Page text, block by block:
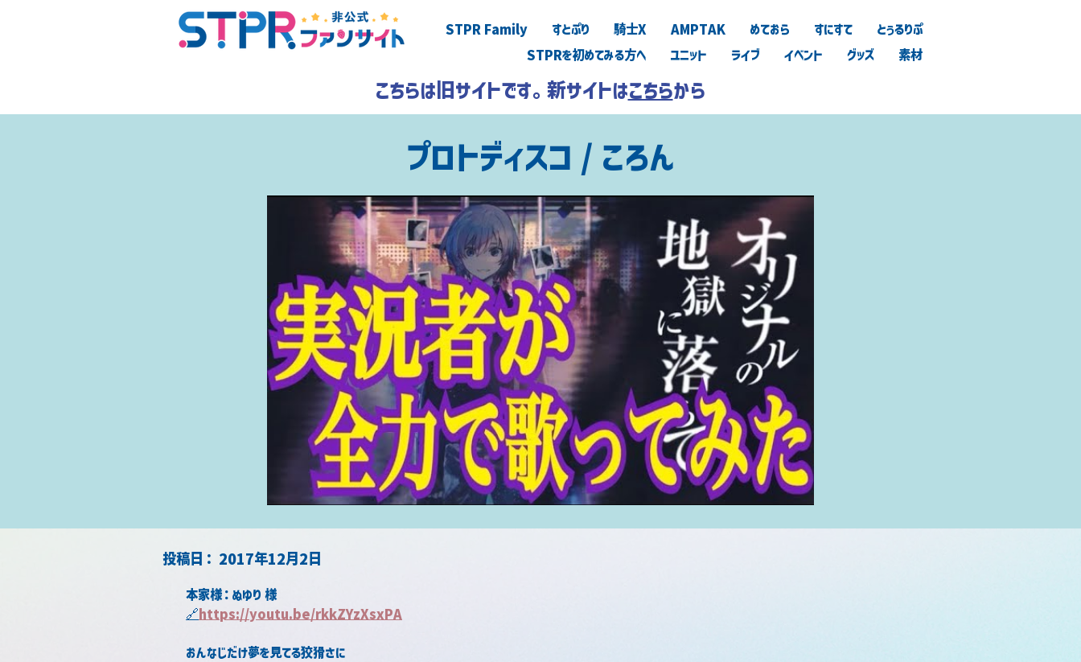
STPR Family すとぷり 騎士X AMPTAK めておら すにすて
とぅるりぷ
STPRを初めてみる方へ
ユニット ライブ イベント グッズ 素材
こちらは旧サイトです。新サイトはこちらから
プロトディスコ / ころん
2017年12月2日
​投稿日：
本家様：ぬゆり 様
🔗https://youtu.be/rkkZYzXsxPA
おんなじだけ夢を見てる狡猾さに